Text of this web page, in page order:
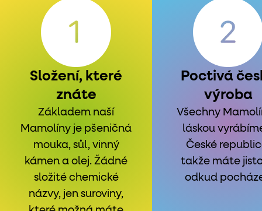
Složení, které
znáte
Základem naší
Mamolíny je pšeničná
mouka, sůl, vinný
kámen a olej. Žádné
složité chemické
názvy, jen suroviny,
Poctivá
výroba
Všechny
láskou
České
takže máte
odkud